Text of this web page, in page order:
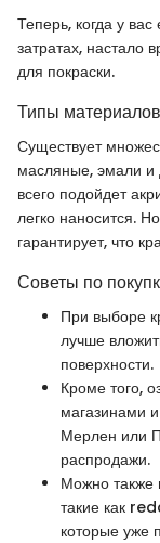
Теперь, когда у
затратах, настало
для покраски.
Типы
Существует
масляные, эмали и
всего подойдет
легко наносится.
гарантирует, что
Советы по
При выборе
лучше
поверхности.
Кроме того,
магазинами
Мерлен или
распродажи.
Можно также
такие как
которые уже